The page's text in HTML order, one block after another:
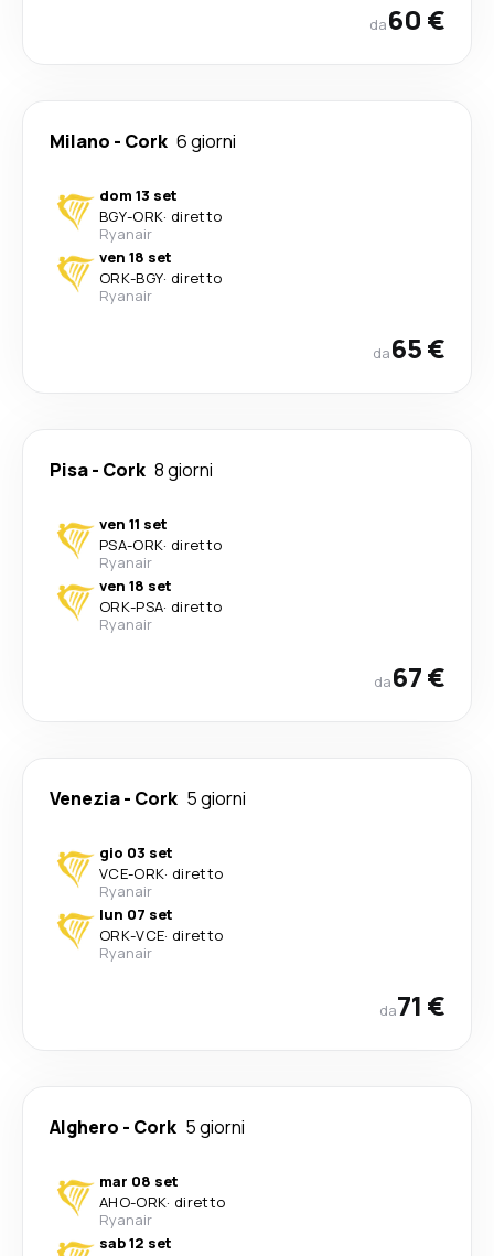
da60 €
Milano - Cork 6 giorni
dom 13 set
BGY-ORK· diretto
Ryanair
ven 18 set
ORK-BGY· diretto
Ryanair
da65 €
Pisa- Cork 8 giorni
ven 11 set
PSA-ORK· diretto
Ryanair
ven 18 set
ORK-PSA· diretto
Ryanair
da67 €
Venezia- Cork 5 giorni
gio 03 set
VCE-ORK· diretto
Ryanair
lun 07 set
ORK-VCE· diretto
Ryanair
da71 €
Alghero - Cork 5 giorni
mar 08 set
AHO-ORK· diretto
Ryanair
sab 12 set